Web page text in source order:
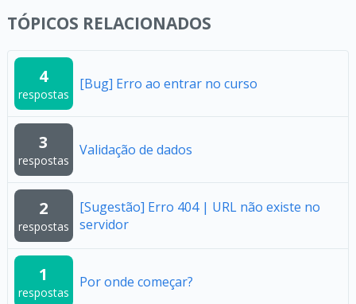
TÓPICOS RELACIONADOS
4
respostas
[Bug] Erro ao entrar no curso
3
respostas
Validação de dados
2
respostas
[Sugestão] Erro 404 | URL não existe no
servidor
1
respostas
Por onde começar?